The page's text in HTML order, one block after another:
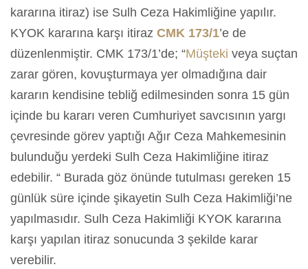
kararına itiraz) ise Sulh Ceza Hakimliğine yapılır.
KYOK kararına karşı itiraz CMK 173/1’e de
düzenlenmiştir. CMK 173/1’de; “Müşteki veya suçtan
zarar gören, kovuşturmaya yer olmadığına dair
kararın kendisine tebliğ edilmesinden sonra 15 gün
içinde bu kararı veren Cumhuriyet savcısının yargı
çevresinde görev yaptığı Ağır Ceza Mahkemesinin
bulunduğu yerdeki Sulh Ceza Hakimliğine itiraz
edebilir. “ Burada göz önünde tutulması gereken 15
günlük süre içinde şikayetin Sulh Ceza Hakimliği’ne
yapılmasıdır. Sulh Ceza Hakimliği KYOK kararına
karşı yapılan itiraz sonucunda 3 şekilde karar
verebilir.